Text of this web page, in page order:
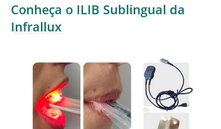
Conheça o ILIB Sublingual da
Infrallux